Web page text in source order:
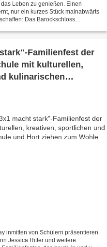
Leben zu genießen. Einen
nur ein kurzes Stück mainabwärts
Das Barockschloss
Familienfest der
mit kulturellen,
kulinarischen
Strang
inmitten von Schülern präsentieren
Jessica Ritter und weitere